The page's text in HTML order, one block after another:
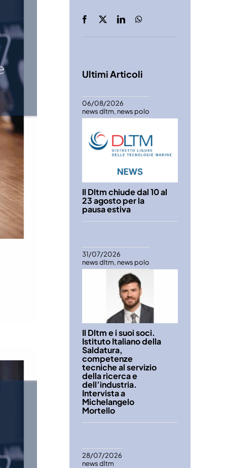
Ultimi Articoli
06/08/2026
news dltm, news polo
Il Dltm chiude dal 10 al
23 agosto per la
pausa estiva
31/07/2026
news dltm, news polo
Il Dltm e i suoi soci.
Istituto Italiano della
Saldatura,
competenze
tecniche al servizio
della ricerca e
dell’industria.
Intervista a
Michelangelo
Mortello
28/07/2026
news dltm